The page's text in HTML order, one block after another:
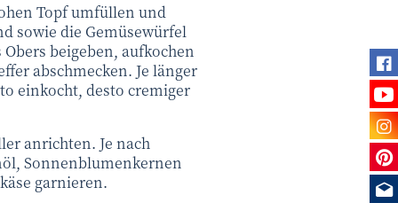
Topf umfüllen und
sowie die Gemüsewürfel
beigeben, aufkochen
abschmecken. Je länger
einkocht, desto cremiger
anrichten. Je nach
Sonnenblumenkernen
garnieren.